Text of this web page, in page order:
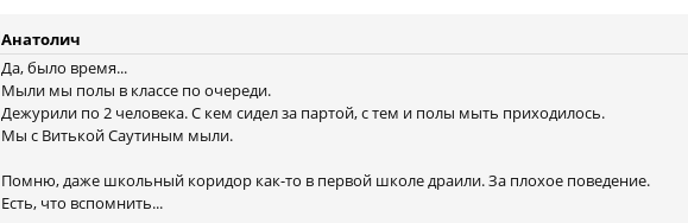
Анатолич
Да, было время...
Мыли мы полы в классе по очереди.
Дежурили по 2 человека. С кем сидел за партой, с тем и полы мыть приходилось.
Мы с Витькой Саутиным мыли.
Помню, даже школьный коридор как-то в первой школе драили. За плохое поведение.
Есть, что вспомнить...